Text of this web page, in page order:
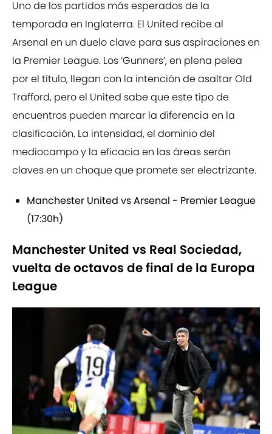
Uno de los partidos más esperados de la
temporada en Inglaterra. El United recibe al
Arsenal en un duelo clave para sus aspiraciones en
la Premier League. Los ‘Gunners’, en plena pelea
por el título, llegan con la intención de asaltar Old
Trafford, pero el United sabe que este tipo de
encuentros pueden marcar la diferencia en la
clasificación. La intensidad, el dominio del
mediocampo y la eficacia en las áreas serán
claves en un choque que promete ser electrizante.
Manchester United vs Arsenal - Premier League
(17:30h)
Manchester United vs Real Sociedad,
vuelta de octavos de final de la Europa
League